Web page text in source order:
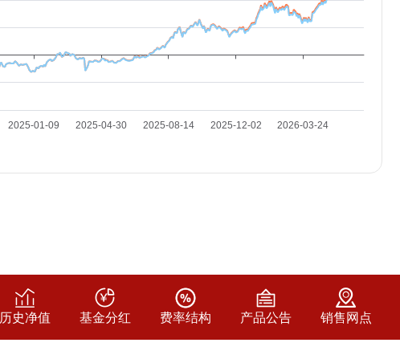
历史净值 基金分红 费率结构 产品公告 销售网点